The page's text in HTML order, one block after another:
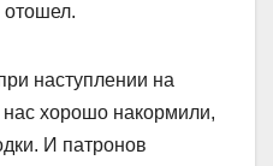
отошел.
наступлении на
нас хорошо накормили,
И патронов